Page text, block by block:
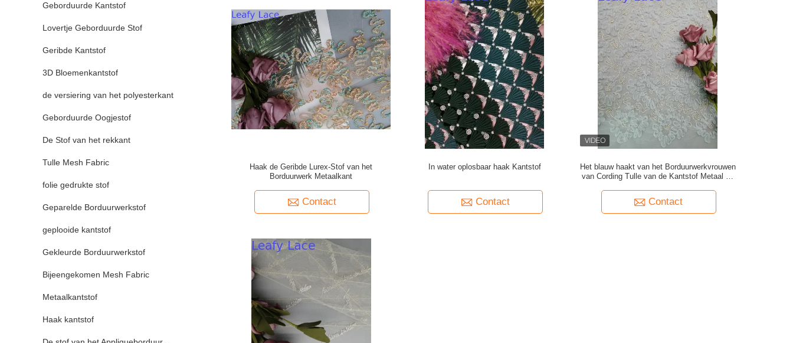
Geborduurde Kantstof
Lovertje Geborduurde Stof
Geribde Kantstof
3D Bloemenkantstof
de versiering van het polyesterkant
Geborduurde Oogjestof
De Stof van het rekkant
Tulle Mesh Fabric
folie gedrukte stof
Geparelde Borduurwerkstof
geplooide kantstof
Gekleurde Borduurwerkstof
Bijeengekomen Mesh Fabric
Metaalkantstof
Haak kantstof
Haak de Geribde Lurex-Stof van het
Borduurwerk Metaalkant
Contact
In water oplosbaar haak Kantstof
Contact
Het blauw haakt van het Borduurwerkvrouwen
van Cording Tulle van de Kantstof Metaal de
Contact